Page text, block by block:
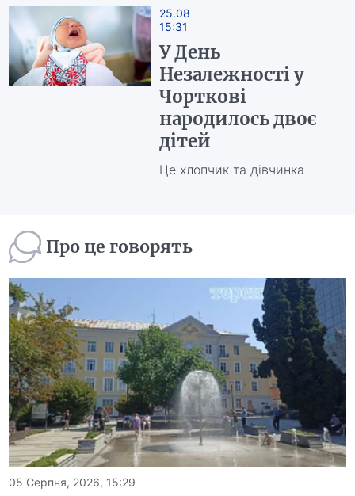
25.08
15:31
У День
Незалежності у
Чорткові
народилось двоє
дітей
Це хлопчик та дівчинка
Про це говорять
05 Серпня, 2026, 15:29